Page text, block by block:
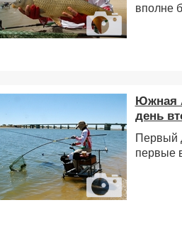
вполне
Южная
день
Первый
первые